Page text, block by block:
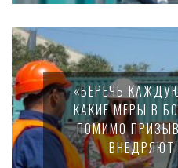
«БЕРЕЧЬ
КАКИЕ МЕРЫ В
ПОМИМО
ВНЕДРЯЮТ